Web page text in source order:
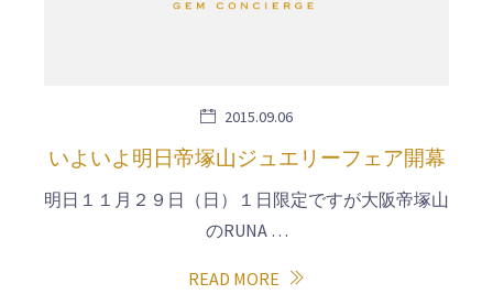
2015.09.06
いよいよ明日帝塚山ジュエリーフェア開幕
明日１１月２９日（日）１日限定ですが大阪帝塚山
のRUNA …
READ MORE